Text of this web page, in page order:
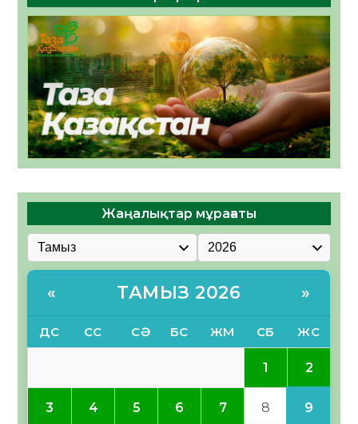
Жаңалықтар мұрағаты
« ТАМЫЗ 2026 »
ДС СС СӘ БС ЖМ СБ ЖС
1 2
3 4 5 6 7 8 9